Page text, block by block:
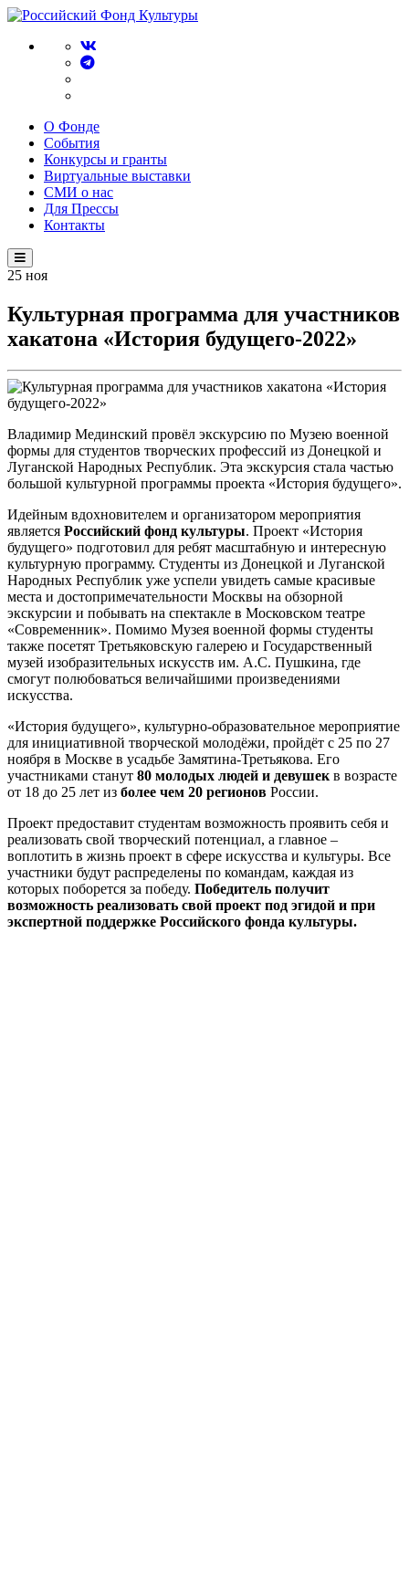
О Фонде
События
Конкурсы и гранты
Виртуальные выставки
СМИ о нас
Для Прессы
Контакты
25 ноя
Культурная программа для участников
хакатона «История будущего-2022»
Владимир Мединский провёл экскурсию по Музею военной
формы для студентов творческих профессий из Донецкой и
Луганской Народных Республик. Эта экскурсия стала частью
большой культурной программы проекта «История будущего».
Идейным вдохновителем и организатором мероприятия
является Российский фонд культуры. Проект «История
будущего» подготовил для ребят масштабную и интересную
культурную программу. Студенты из Донецкой и Луганской
Народных Республик уже успели увидеть самые красивые
места и достопримечательности Москвы на обзорной
экскурсии и побывать на спектакле в Московском театре
«Современник». Помимо Музея военной формы студенты
также посетят Третьяковскую галерею и Государственный
музей изобразительных искусств им. А.С. Пушкина, где
смогут полюбоваться величайшими произведениями
искусства.
«История будущего», культурно-образовательное мероприятие
для инициативной творческой молодёжи, пройдёт с 25 по 27
ноября в Москве в усадьбе Замятина-Третьякова. Его
участниками станут 80 молодых людей и девушек в возрасте
от 18 до 25 лет из более чем 20 регионов России.
Проект предоставит студентам возможность проявить себя и
реализовать свой творческий потенциал, а главное –
воплотить в жизнь проект в сфере искусства и культуры. Все
участники будут распределены по командам, каждая из
которых поборется за победу. Победитель получит
возможность реализовать свой проект под эгидой и при
экспертной поддержке Российского фонда культуры.